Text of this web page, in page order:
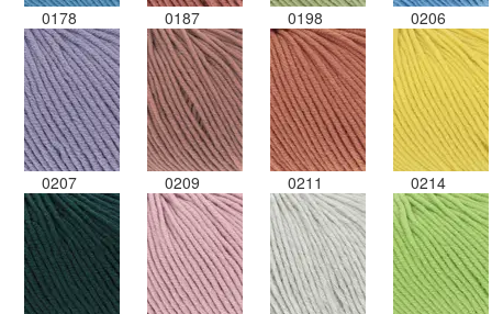
0178 0187 0198 0206
0207 0209 0211 0214